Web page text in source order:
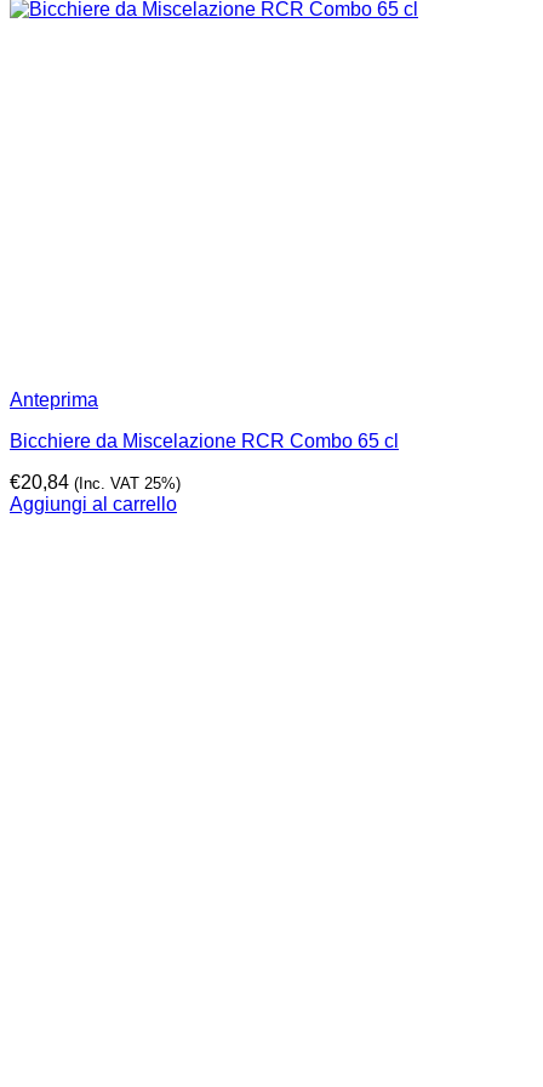
Anteprima
Bicchiere da Miscelazione RCR Combo 65 cl
€20,84 (Inc. VAT 25%)
Aggiungi al carrello